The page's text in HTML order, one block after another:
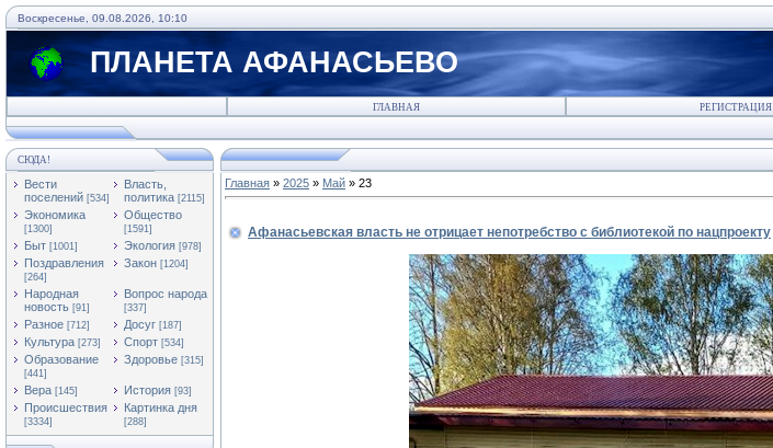
Воскресенье, 09.08.2026, 10:10
ПЛАНЕТА АФАНАСЬЕВО
ГЛАВНАЯ РЕГИСТРАЦИЯ
СЮДА!
Вести
поселений [534]
Власть,
политика [2115]
Экономика
[1300]
Общество
[1591]
Быт [1001] Экология [978]
Поздравления
[264]
Закон [1204]
Народная
новость [91]
Вопрос народа
[337]
Разное [712] Досуг [187]
Культура [273] Спорт [534]
Образование
[441]
Здоровье [315]
Вера [145] История [93]
Происшествия
[3334]
Картинка дня
[288]
Главная » 2025 » Май » 23
Афанасьевская власть не отрицает непотребство с библиотекой по нацпроекту